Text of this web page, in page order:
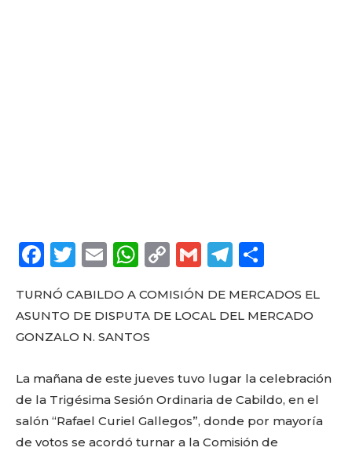
F
a
c
e
o
o
k
T
it
te
E
ai
l
W
a
ts
p
p
C
p
y
n
k
G
ai
l
T
e
g
m
m
p
rt
ir
TURNÓ CABILDO A COMISIÓN DE MERCADOS EL
ASUNTO DE DISPUTA DE LOCAL DEL MERCADO
GONZALO N. SANTOS
La mañana de este jueves tuvo lugar la celebración
de la Trigésima Sesión Ordinaria de Cabildo, en el
salón “Rafael Curiel Gallegos”, donde por mayoría
de votos se acordó turnar a la Comisión de